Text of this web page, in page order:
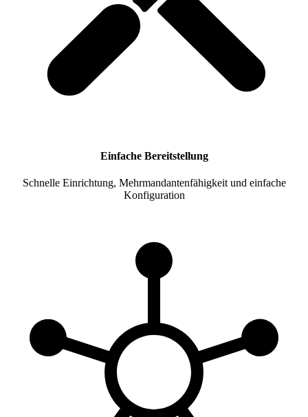
Einfache Bereitstellung
Schnelle Einrichtung, Mehrmandantenfähigkeit und einfache
Konfiguration